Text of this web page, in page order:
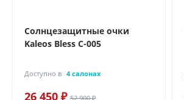
Солнцезащитные очки
Kaleos Bless C-005
Доступно в 4 салонах
26 450 ₽ 52 900 ₽